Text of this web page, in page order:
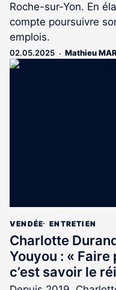
Roche-sur-Yon. En
compte poursuivre
emplois.
02.05.2025 Mathieu
VENDÉE ENTRETIEN
Charlotte
Youyou : «
c’est savoir le